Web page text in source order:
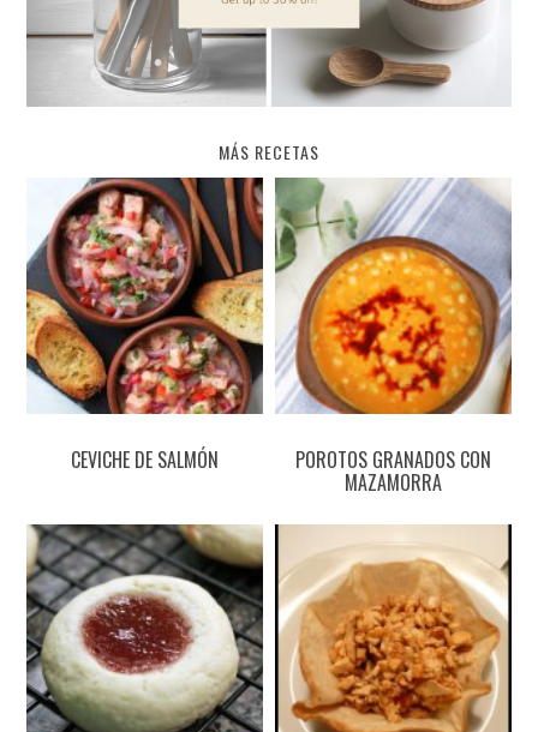
MÁS RECETAS
CEVICHE DE SALMÓN POROTOS GRANADOS CON
MAZAMORRA